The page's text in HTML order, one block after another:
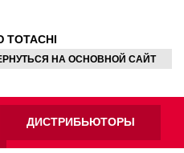
НА ОСНОВНОЙ САЙТ
ДИСТРИБЬЮТОРЫ